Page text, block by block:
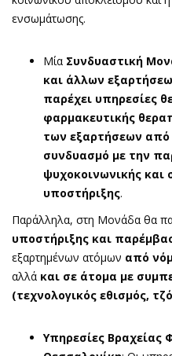
ενσωμάτωσης.
Μία Συνδυαστική
και άλλων
παρέχει υπηρεσίες
φαρμακευτικής
των εξαρτήσεων από
συνδυασμό με την
ψυχοκοινωνικής και
υποστήριξης.
Παράλληλα, στη Μονάδα θα
υποστήριξης και
εξαρτημένων ατόμων από
αλλά και σε άτομα με
(τεχνολογικός εθισμός,
Υπηρεσίες Βραχείας